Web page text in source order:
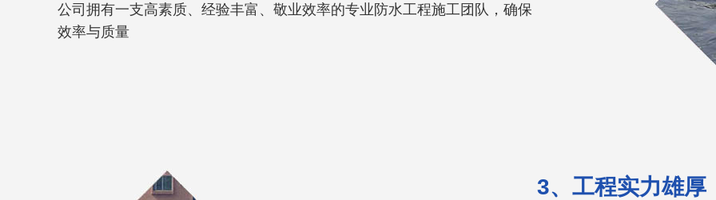
公司拥有一支高素质、经验丰富、敬业效率的专业防水工程施工团队，确保
效率与质量
3、工程实力雄厚